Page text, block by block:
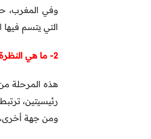
وفي المغرب،
التي يتسم فيها
2- ما هي النظرة التي يحملها المسن عن المجتمع وعن نفسه؟
هذه المرحلة
رئيسيتين،
ومن جهة أخرى،